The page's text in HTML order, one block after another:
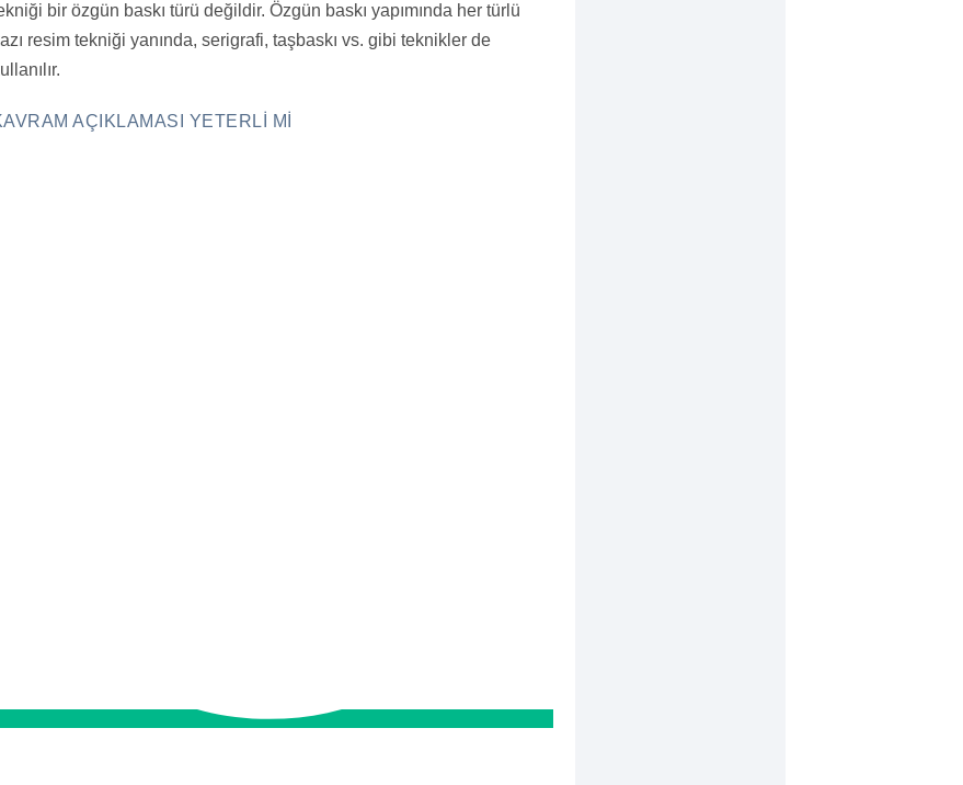
bir özgün baskı türü değildir. Özgün baskı yapımında her türlü
resim tekniği yanında, serigrafi, taşbaskı vs. gibi teknikler de
AÇIKLAMASI YETERLI MI